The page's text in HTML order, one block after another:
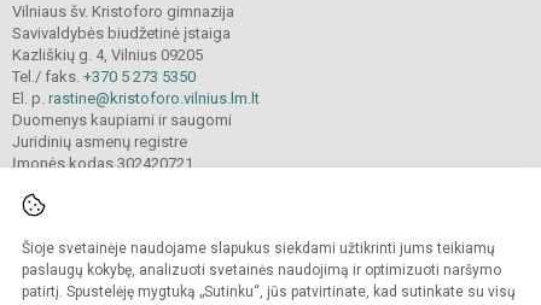
Šioje svetainėje naudojame slapukus siekdami užtikrinti jums teikiamų
paslaugų kokybę, analizuoti svetainės naudojimą ir optimizuoti naršymo
patirtį. Spustelėję mygtuką „Sutinku“, jūs patvirtinate, kad sutinkate su visų
Vilniaus šv. Kristoforo gimnazija
Savivaldybės biudžetinė įstaiga
Kazliškių g. 4, Vilnius 09205
Tel./ faks. +370 5 273 5350
El. p. rastine@kristoforo.vilnius.lm.lt
Duomenys kaupiami ir saugomi
Juridinių asmenų registre
Įmonės kodas 302420721
© 2024. Vilniaus šv. Kristoforo gimnazija. Visos teisės saugomos.
Kopijuoti turinį be raštiško įstaigos administracijos sutikimo griežtai draudžiama.
Prieinamumo paraiška Slapukų valdymas